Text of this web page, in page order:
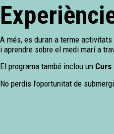
A més, es duran a terme
i aprendre sobre el medi marí a
El programa també inclou un
No perdis l’oportunitat de